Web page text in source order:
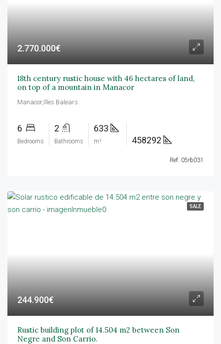
2.770.000€
18th century rustic house with 46 hectares of land,
on top of a mountain in Manacor
Manacor,Illes Balears
6
Bedrooms
2
Bathrooms
633
m² 458292
Ref: 05rb031
SALE
244.900€
Rustic building plot of 14.504 m2 between Son
Negre and Son Carrio.